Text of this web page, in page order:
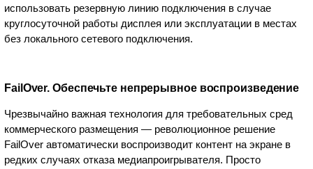
использовать резервную линию подключения в случае
круглосуточной работы дисплея или эксплуатации в местах
без локального сетевого подключения.
FailOver. Обеспечьте непрерывное воспроизведение
Чрезвычайно важная технология для требовательных сред
коммерческого размещения — революционное решение
FailOver автоматически воспроизводит контент на экране в
редких случаях отказа медиапроигрывателя. Просто